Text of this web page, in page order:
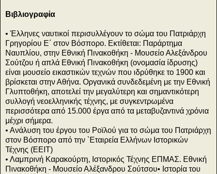
Βιβλιογραφία
• Έλληνες ναυτικοί περισυλλέγουν το σώμα του Πατριάρχη
Γρηγορίου Ε΄ στον Βόσπορο. Εκτίθεται: Παράρτημα
Ναυπλίου, στην Εθνική Πινακοθήκη - Μουσείο Αλεξάνδρου
Σούτζου ή απλά Εθνική Πινακοθήκη (ονομασία ίδρυσης)
είναι μουσείο εικαστικών τεχνών που ιδρύθηκε το 1900 και
βρίσκεται στην Αθήνα. Οργανικά συνδεδεμένη με την Εθνική
Γλυπτοθήκη, αποτελεί την μεγαλύτερη και σημαντικότερη
συλλογή νεοελληνικής τέχνης, με συγκεντρωμένα
περισσότερα από 15.000 έργα από τα μεταβυζαντινά χρόνια
μέχρι σήμερα.
• Ανάλυση του έργου του Ροϊλού για το σώμα του Πατριάρχη
στον Βόσπορο από την `Εταιρεία Ελλήνων Ιστορικών
Τέχνης (EEIT)
• Λαμπρινή Καρακούρτη, Ιστορικός Τέχνης ΕΠΜΑΣ. Εθνική
Πινακοθήκη - Μουσείο Αλέξανδρου Σούτσου• Ιστορία του